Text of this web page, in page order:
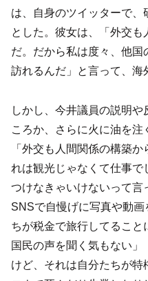
は、自身のツイッターで、
とした。彼女は、「外交
だ。だから私は度々、他
訪れるんだ」と言って、海
しかし、今井議員の説明
ころか、さらに火に油を注
「外交も人間関係の構築
れは観光じゃなくて仕事
つけなきゃいけないって言
SNSで自慢げに写真や動
ちが税金で旅行してること
国民の声を聞く気もない
けど、それは自分たちが特